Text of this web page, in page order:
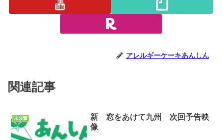
アレルギーケーキあんしん
関連記事
未分類
新 窓をあけて九州 次回予告映
像